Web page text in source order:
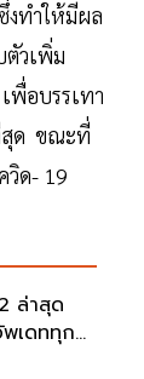
งทำให้มีผล
ตัวเพิ่ม
พื่อบรรเทา
สุด ขณะที่
วิด- 19
ล่าสุด
พเดททุก